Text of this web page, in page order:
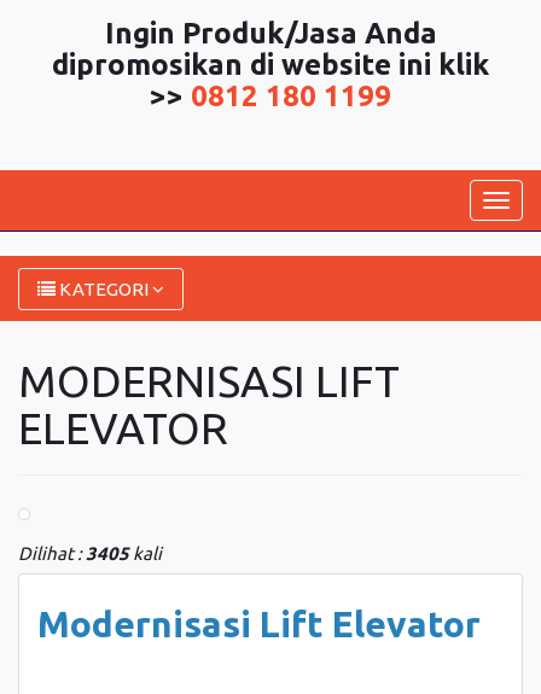
Ingin Produk/Jasa Anda
dipromosikan di website ini klik
>> 0812 180 1199
KATEGORI
MODERNISASI LIFT
ELEVATOR
Dilihat :3405kali
Modernisasi Lift Elevator